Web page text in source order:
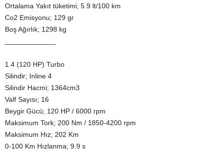
Ortalama Yakıt tüketimi; 5.9 lt/100 km
Co2 Emisyonu; 129 gr
Boş Ağırlık; 1298 kg
1.4 (120 HP) Turbo
Silindir; Inline 4
Silindir Hacmi; 1364cm3
Valf Sayısı; 16
Beygir Gücü; 120 HP / 6000 rpm
Maksimum Tork; 200 Nm / 1850-4200 rpm
Maksimum Hız; 202 Km
0-100 Km Hızlanma; 9.9 s